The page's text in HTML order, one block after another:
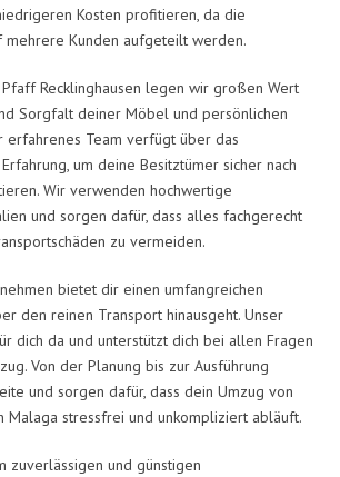
Kosten profitieren, da die
mehrere Kunden aufgeteilt werden.
Recklinghausen legen wir großen Wert
Sorgfalt deiner Möbel und persönlichen
erfahrenes Team verfügt über das
um deine Besitztümer sicher nach
Wir verwenden hochwertige
und sorgen dafür, dass alles fachgerecht
zu vermeiden.
bietet dir einen umfangreichen
den reinen Transport hinausgeht. Unser
dich da und unterstützt dich bei allen Fragen
Von der Planung bis zur Ausführung
und sorgen dafür, dass dein Umzug von
Malaga stressfrei und unkompliziert abläuft.
zuverlässigen und günstigen